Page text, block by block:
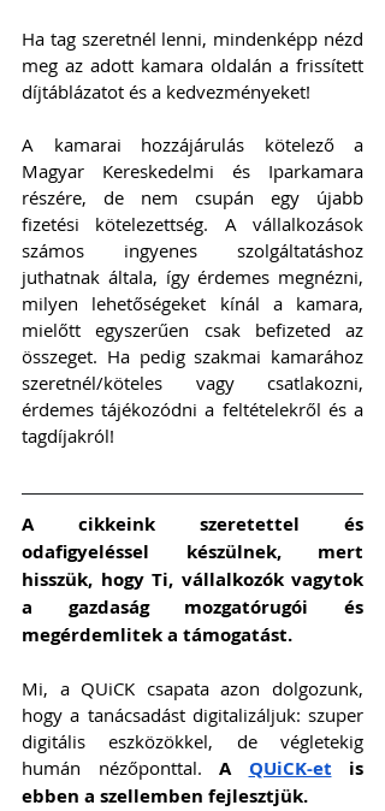
Ha tag szeretnél lenni, mindenképp nézd
meg az adott kamara oldalán a frissített
díjtáblázatot és a kedvezményeket!
A kamarai hozzájárulás kötelező a
Magyar Kereskedelmi és Iparkamara
részére, de nem csupán egy újabb
fizetési kötelezettség. A vállalkozások
számos ingyenes szolgáltatáshoz
juthatnak általa, így érdemes megnézni,
milyen lehetőségeket kínál a kamara,
mielőtt egyszerűen csak befizeted az
összeget. Ha pedig szakmai kamarához
szeretnél/köteles vagy csatlakozni,
érdemes tájékozódni a feltételekről és a
tagdíjakról!
A cikkeink szeretettel és
odafigyeléssel készülnek, mert
hisszük, hogy Ti, vállalkozók vagytok
a gazdaság mozgatórugói és
megérdemlitek a támogatást.
Mi, a QUiCK csapata azon dolgozunk,
hogy a tanácsadást digitalizáljuk: szuper
digitális eszközökkel, de végletekig
humán nézőponttal. A QUiCK-et is
ebben a szellemben fejlesztjük.